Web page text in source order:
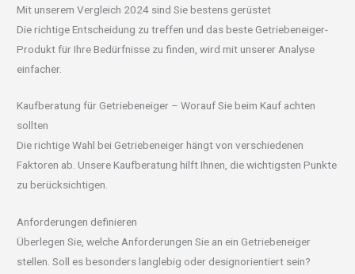
Mit unserem Vergleich 2024 sind Sie bestens gerüstet
Die richtige Entscheidung zu treffen und das beste Getriebeneiger-
Produkt für Ihre Bedürfnisse zu finden, wird mit unserer Analyse
einfacher.
Kaufberatung für Getriebeneiger – Worauf Sie beim Kauf achten
sollten
Die richtige Wahl bei Getriebeneiger hängt von verschiedenen
Faktoren ab. Unsere Kaufberatung hilft Ihnen, die wichtigsten Punkte
zu berücksichtigen.
Anforderungen definieren
Überlegen Sie, welche Anforderungen Sie an ein Getriebeneiger
stellen. Soll es besonders langlebig oder designorientiert sein?